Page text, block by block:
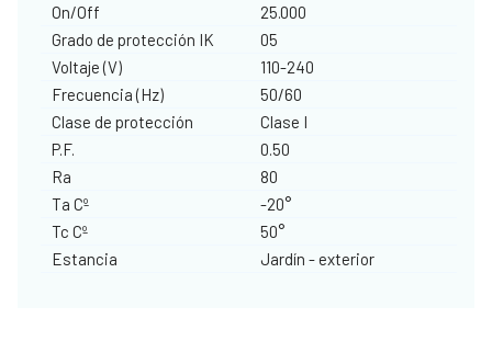
On/Off
25.000
Grado de protección IK
05
Voltaje (V)
110-240
Frecuencia (Hz)
50/60
Clase de protección
Clase I
P.F.
0.50
Ra
80
Ta Cº
-20°
Tc Cº
50°
Estancia
Jardín - exterior